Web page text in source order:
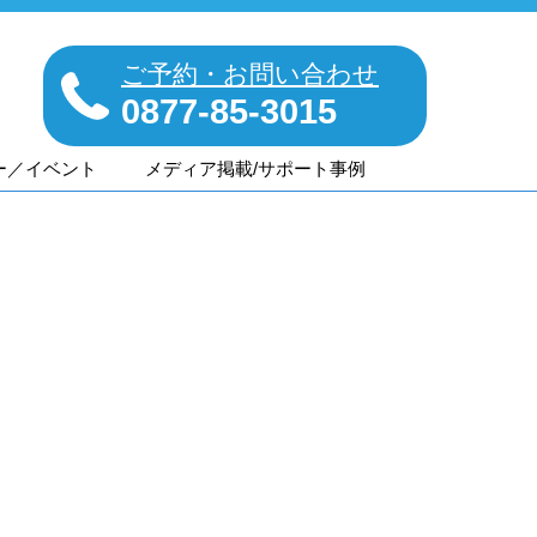
ご予約・お問い合わせ
0877-85-3015
／イベント メディア掲載/サポート事例